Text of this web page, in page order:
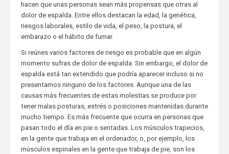
hacen que unas personas sean más propensas que otras al
dolor de espalda. Entre ellos destacan la edad, la genética,
riesgos laborales, estilo de vida, el peso, la postura, el
embarazo o el hábito de fumar.
Si reúnes varios factores de riesgo es probable que en algún
momento sufras de dolor de espalda. Sin embargo, el dolor de
espalda está tan extendido que podría aparecer incluso si no
presentamos ninguno de los factores. Aunque una de las
causas más frecuentes de estas molestias se produce por
tener malas posturas, estrés o posiciones mantenidas durante
mucho tiempo. Es más frecuente que ocurra en personas que
pasan todo el día en pie o sentadas. Los músculos trapecios,
en la gente que trabaja en el ordenador, o, por ejemplo, los
músculos espinales en la gente que trabaja de pie, son los